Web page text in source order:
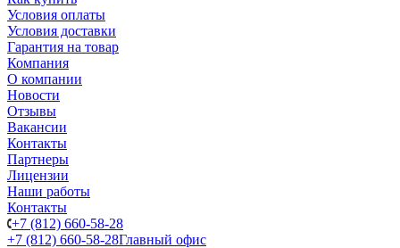
Условия оплаты
Условия доставки
Гарантия на товар
Компания
О компании
Новости
Отзывы
Вакансии
Контакты
Партнеры
Лицензии
Наши работы
Контакты
+7 (812) 660-58-28
+7 (812) 660-58-28Главный офис